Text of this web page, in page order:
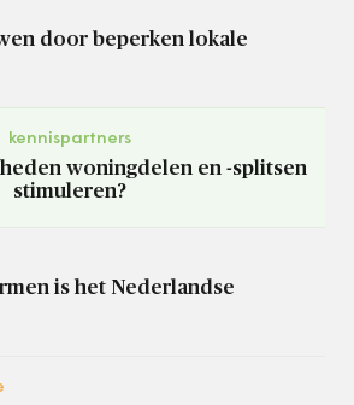
door beperken lokale
kennispartners
woningdelen en -splitsen
stimuleren?
is het Nederlandse